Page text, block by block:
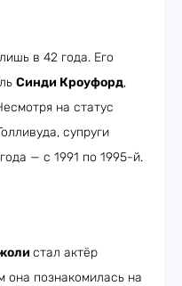
в 42 года. Его
Синди Кроуфорд,
на статус
супруги
— с 1991 по 1995-й.
стал актёр
она познакомилась на